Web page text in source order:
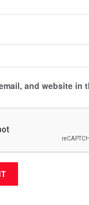
and website